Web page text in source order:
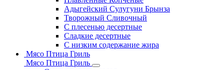
Адыгейский Сулугуни Брынза
Творожный Сливочный
С плесенью десертные
Сладкие десертные
С низким содержание жира
Мясо Птица Гриль
Мясо Птица Гриль